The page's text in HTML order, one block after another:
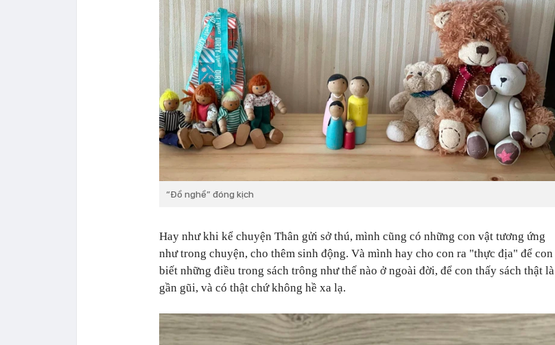
“Đồ nghề” đóng kịch
Hay như khi kể chuyện Thân gửi sở thú, mình cũng có những con vật tương ứng
như trong chuyện, cho thêm sinh động. Và mình hay cho con ra "thực địa" để con
biết những điều trong sách trông như thế nào ở ngoài đời, để con thấy sách thật là
gần gũi, và có thật chứ không hề xa lạ.